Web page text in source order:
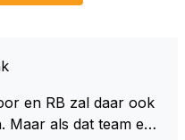
en RB zal daar ook
als dat team een